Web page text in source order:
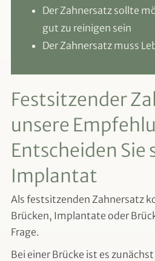
Der Zahnersatz sollte
gut zu reinigen sein
Der Zahnersatz muss
Festsitzender
unsere
Entscheiden Sie
Implantat
Als festsitzenden Zahnersatz
Brücken, Implantate oder
Frage.
Bei einer Brücke ist es